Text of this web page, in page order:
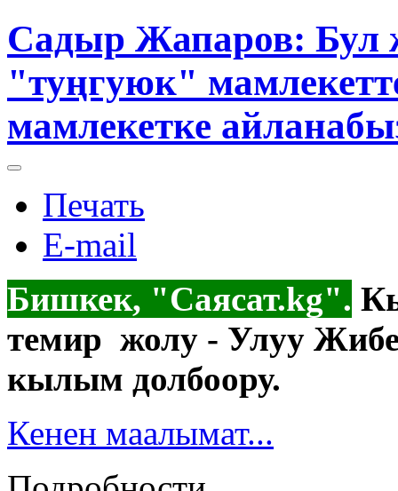
Садыр Жапаров: Бул
"туңгуюк"
мамлекетке
Печать
E-mail
Бишкек, "Саясат.kg".
темир жолу - Улуу
кылым долбоору.
Кенен маалымат...